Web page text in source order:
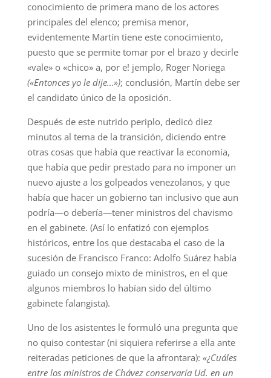
conocimiento de primera mano de los actores
principales del elenco; premisa menor,
evidentemente Martín tiene este conocimiento,
puesto que se permite tomar por el brazo y decirle
«vale» o «chico» a, por e! jemplo, Roger Noriega
(«Entonces yo le dije…»); conclusión, Martín debe ser
el candidato único de la oposición.
Después de este nutrido periplo, dedicó diez
minutos al tema de la transición, diciendo entre
otras cosas que había que reactivar la economía,
que había que pedir prestado para no imponer un
nuevo ajuste a los golpeados venezolanos, y que
había que hacer un gobierno tan inclusivo que aun
podría—o debería—tener ministros del chavismo
en el gabinete. (Así lo enfatizó con ejemplos
históricos, entre los que destacaba el caso de la
sucesión de Francisco Franco: Adolfo Suárez había
guiado un consejo mixto de ministros, en el que
algunos miembros lo habían sido del último
gabinete falangista).
Uno de los asistentes le formuló una pregunta que
no quiso contestar (ni siquiera referirse a ella ante
reiteradas peticiones de que la afrontara): «¿Cuáles
entre los ministros de Chávez conservaría Ud. en un